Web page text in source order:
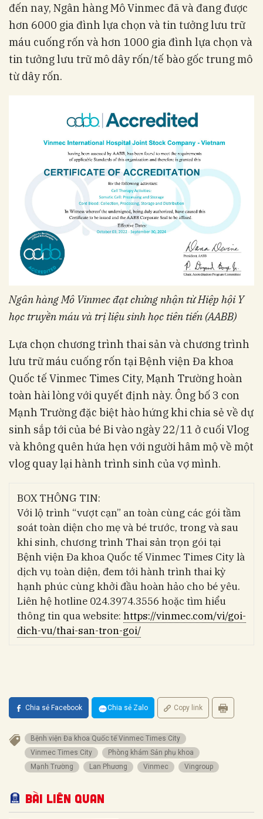
đến nay, Ngân hàng Mô Vinmec đã và đang được
hơn 6000 gia đình lựa chọn và tin tưởng lưu trữ
máu cuống rốn và hơn 1000 gia đình lựa chọn và
tin tưởng lưu trữ mô dây rốn/tế bào gốc trung mô
từ dây rốn.
Ngân hàng Mô Vinmec đạt chứng nhận từ Hiệp hội Y
học truyền máu và trị liệu sinh học tiên tiến (AABB)
Lựa chọn chương trình thai sản và chương trình
lưu trữ máu cuống rốn tại Bệnh viện Đa khoa
Quốc tế Vinmec Times City, Mạnh Trường hoàn
toàn hài lòng với quyết định này. Ông bố 3 con
Mạnh Trường đặc biệt hào hứng khi chia sẻ về dự
sinh sắp tới của bé Bi vào ngày 22/11 ở cuối Vlog
và không quên hứa hẹn với người hâm mộ về một
vlog quay lại hành trình sinh của vợ mình.
BOX THÔNG TIN:
Với lộ trình “vượt cạn” an toàn cùng các gói tầm
soát toàn diện cho mẹ và bé ​trước, trong và sau
khi sinh, chương trình Thai sản trọn gói tại
Bệnh viện Đa khoa Quốc tế Vinmec Times City là
dịch vụ toàn diện, đem tới hành trình thai kỳ
hạnh phúc cùng khởi đầu hoàn hảo cho bé yêu.
Liên hệ hotline 024.3974.3556 hoặc tìm hiểu
thông tin qua website: https://vinmec.com/vi/goi-
dich-vu/thai-san-tron-goi/
Chia sẻ Facebook Chia sẻ Zalo Copy link
Bệnh viện Đa khoa Quốc tế Vinmec Times City
Vinmec Times City
Phòng khám Sản phụ khoa
Mạnh Trường
Lan Phương Vinmec Vingroup
Bài liên quan